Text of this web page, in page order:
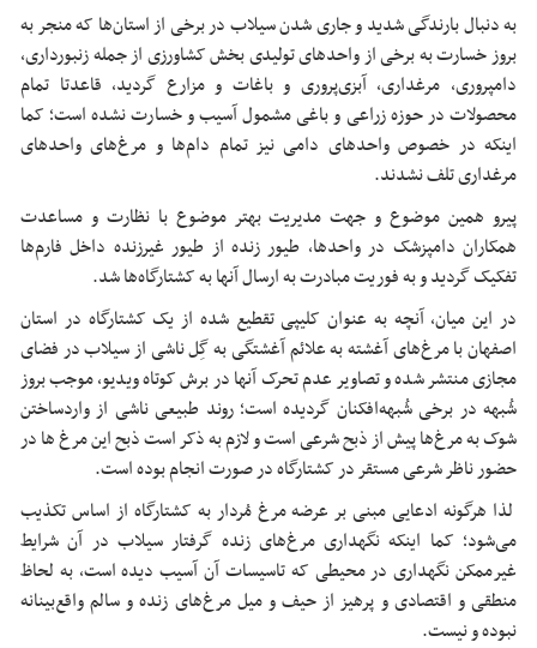
به دنبال بارندگی شدید و جاری شدن سیلاب در برخی از استان‌ها که منجر به
بروز خسارت به برخی از واحدهای تولیدی بخش کشاورزی از جمله زنبورداری،
دامپروری، مرغداری، آبزی‌پروری و باغات و مزارع گردید، قاعدتا تمام
محصولات در حوزه زراعی و باغی مشمول آسیب و خسارت نشده است؛ کما
اینکه در خصوص واحدهای دامی نیز تمام دام‌ها و مرغ‌های واحدهای
مرغداری تلف نشدند.
پیرو همین موضوع و جهت مدیریت بهتر موضوع با نظارت و مساعدت
همکاران دامپزشک در واحدها، طیور زنده از طیور غیرزنده داخل فارم‌ها
تفکیک گردید و به فوریت مبادرت به ارسال آنها به کشتارگاه‌ها شد.
در این میان، آنچه به عنوان کلیپی تقطیع شده از یک کشتارگاه در استان
اصفهان با مرغ‌های آغشته به علائم آغشتگی به گِل‌ ناشی از سیلاب در فضای
مجازی منتشر شده و تصاویر عدم تحرک آنها در برش کوتاه ویدیو، موجب بروز
شُبهه در برخی شُبهه‌افکنان گردیده است؛ روند طبیعی ناشی از واردساختن
شوک به مرغ‌ها پیش از ذبح شرعی است و لازم به ذکر است ذبح این مرغ ها در
حضور ناظر شرعی مستقر در کشتارگاه در صورت انجام بوده است.
لذا هرگونه ادعایی مبنی بر عرضه مرغ مُردار به کشتارگاه از اساس تکذیب
می‌شود؛ کما اینکه نگهداری مرغ‌های زنده گرفتار سیلاب در آن شرایط
غیرممکن نگهداری در محیطی که تاسیسات آن آسیب دیده است، به لحاظ
منطقی و اقتصادی و پرهیز از حیف و میل مرغ‌های زنده و سالم واقع‌بینانه
نبوده و نیست.